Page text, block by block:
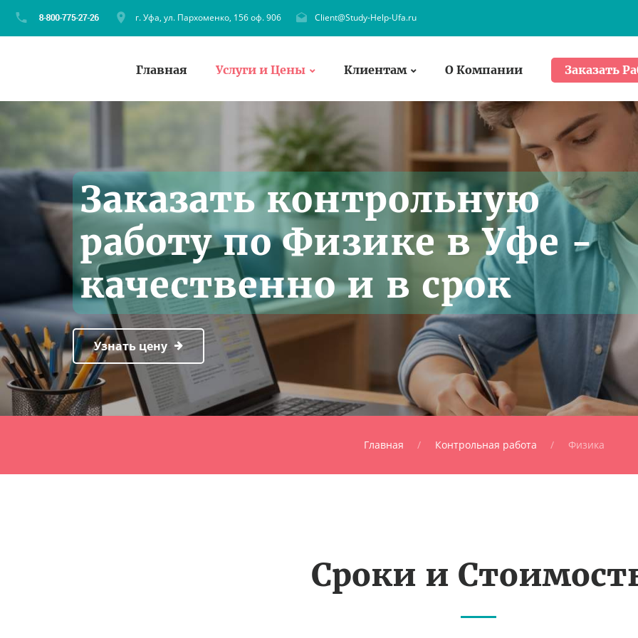
г. Уфа, ул. Пархоменко, 156 оф. 906 Client@Study-Help-Ufa.ru
Главная Услуги и Цены Клиентам О Компании Заказать
Заказать контрольную
работу по Физике в Уфе -
качественно и в срок
Узнать цену
Главная Контрольная работа Физика
Сроки и